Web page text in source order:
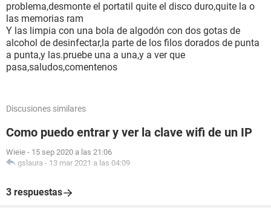
problema,desmonte el portatil quite el disco duro,quite la o
las memorias ram
Y las limpia con una bola de algodón con dos gotas de
alcohol de desinfectar,la parte de los filos dorados de punta
a punta,y las.pruebe una a una,y a ver que
pasa,saludos,comentenos
Discusiones similares
Como puedo entrar y ver la clave wifi de un IP
Wieie - 15 sep 2020 a las 21:06
gslaura - 13 mar 2021 a las 04:09
3 respuestas